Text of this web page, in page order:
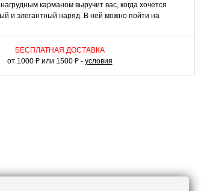
карманом выручит вас, когда хочется
и элегантный наряд. В ней можно пойти на
с друзьями или отправиться по магазинам.
и сочетается с одеждой разного стиля:
классическими моделями юбок, джинсами. Сверху
можно дополнить жакетом, изящным жилетом или
БЕСПЛАТНАЯ ДОСТАВКА
от 1000 ₽ или 1500 ₽ - условия